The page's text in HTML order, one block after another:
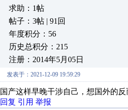
求助：1帖
帖子：3帖 | 91回
年度积分：56
历史总积分：215
注册：2014年5月05日
发表于：2021-12-09 19:59:29
国产这样早晚干涉自己，想国外的
回复 引用 举报